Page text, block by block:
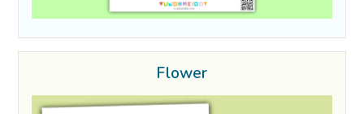
Flower